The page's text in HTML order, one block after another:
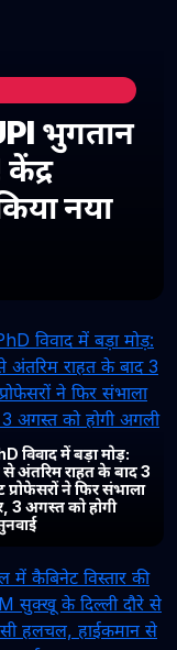
भुगतान
नया
विवाद में बड़ा मोड़:
से अंतरिम राहत के बाद 3
प्रोफेसरों ने फिर संभाला
3 अगस्त को होगी